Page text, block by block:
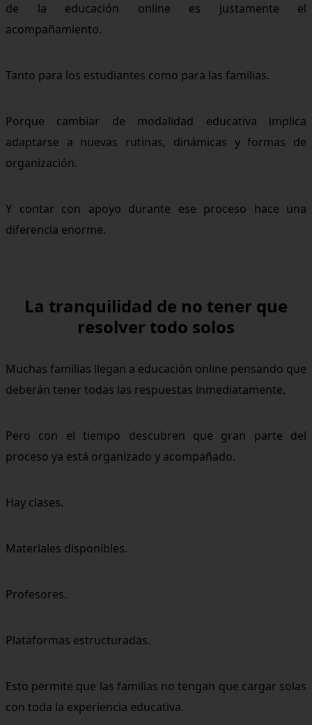
de la educación online es justamente el
acompañamiento.
Tanto para los estudiantes como para las familias.
Porque cambiar de modalidad educativa implica
adaptarse a nuevas rutinas, dinámicas y formas de
organización.
Y contar con apoyo durante ese proceso hace una
diferencia enorme.
La tranquilidad de no tener que
resolver todo solos
Muchas familias llegan a educación online pensando que
deberán tener todas las respuestas inmediatamente.
Pero con el tiempo descubren que gran parte del
proceso ya está organizado y acompañado.
Hay clases.
Materiales disponibles.
Profesores.
Plataformas estructuradas.
Esto permite que las familias no tengan que cargar solas
con toda la experiencia educativa.